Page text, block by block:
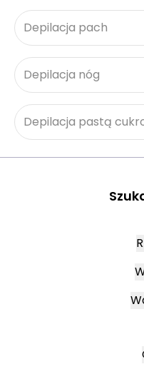
Depilacja pach
Depilacja nóg
Depilacja pastą